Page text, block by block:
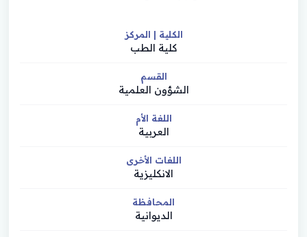
الكلية | المركز
كلية الطب
القسم
الشؤون العلمية
اللغة الأم
العربية
اللغات الأخرى
الانكليزية
المحافظة
الديوانية